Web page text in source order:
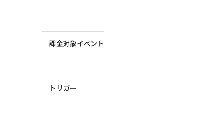
課金対象イベント
トリガー